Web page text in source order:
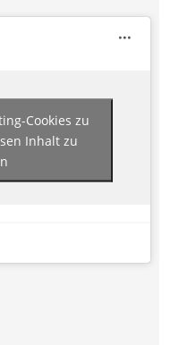
Cookies zu
Inhalt zu